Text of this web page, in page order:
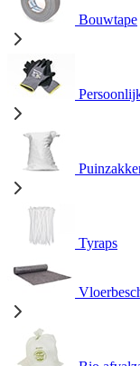
Bouwtape
Tyraps